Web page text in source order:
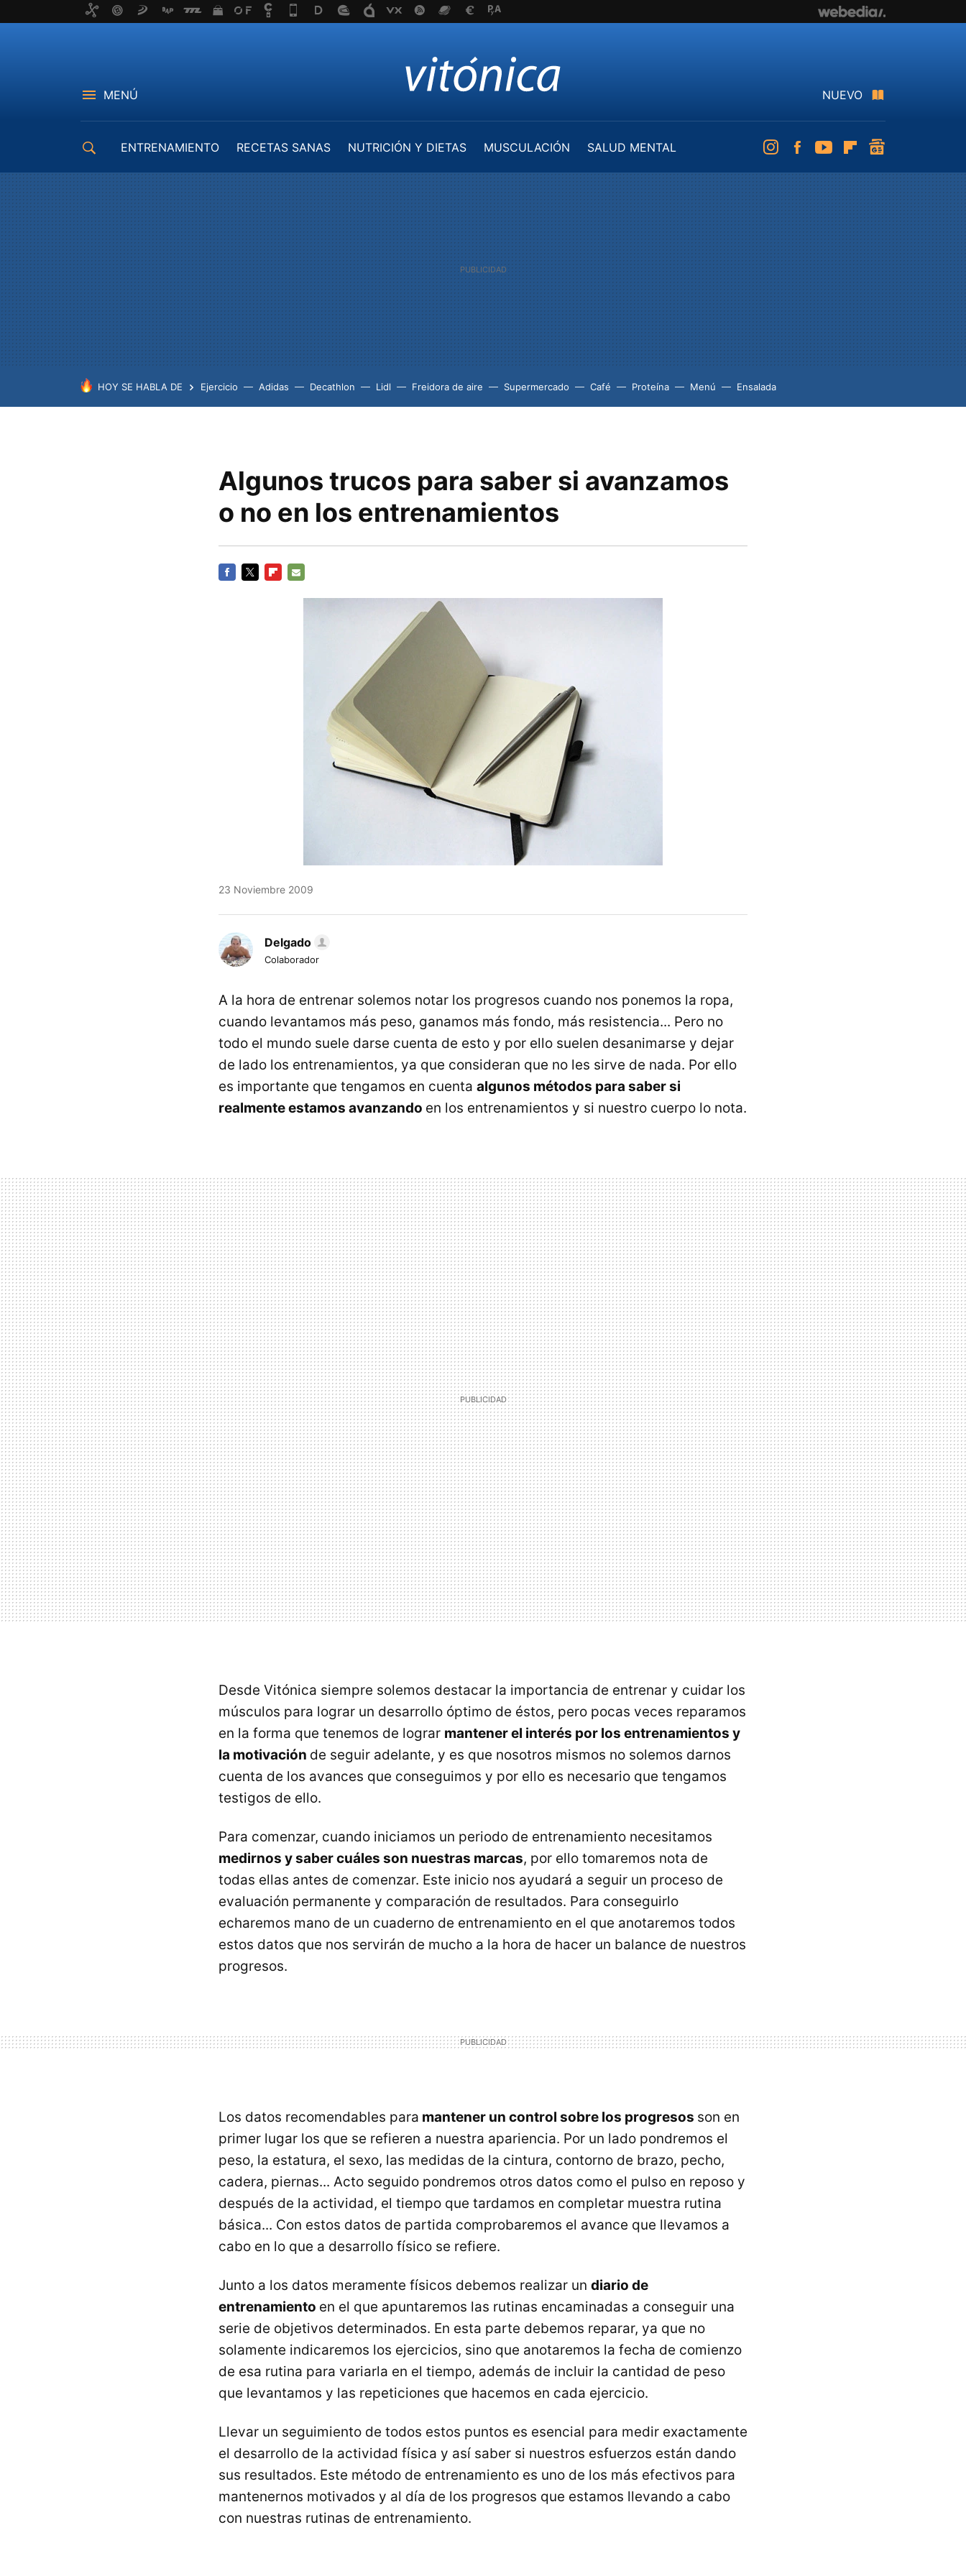
MENÚ NUEVO
ENTRENAMIENTO RECETAS SANAS NUTRICIÓN Y DIETAS MUSCULACIÓN
SALUD MENTAL
InstagramFacebookYoutubeFlipboard
HOY SE HABLA DE Ejercicio Adidas Decathlon Lidl Freidora de aire Supermercado Café Proteína Menú Ensalada
Algunos trucos para saber si avanzamos
o no en los entrenamientos
23 Noviembre 2009
Delgado
Colaborador
A la hora de entrenar solemos notar los progresos cuando nos ponemos la ropa,
cuando levantamos más peso, ganamos más fondo, más resistencia... Pero no
todo el mundo suele darse cuenta de esto y por ello suelen desanimarse y dejar
de lado los entrenamientos, ya que consideran que no les sirve de nada. Por ello
es importante que tengamos en cuenta algunos métodos para saber si
realmente estamos avanzando en los entrenamientos y si nuestro cuerpo lo nota.
Desde Vitónica siempre solemos destacar la importancia de entrenar y cuidar los
músculos para lograr un desarrollo óptimo de éstos, pero pocas veces reparamos
en la forma que tenemos de lograr mantener el interés por los entrenamientos y
la motivación de seguir adelante, y es que nosotros mismos no solemos darnos
cuenta de los avances que conseguimos y por ello es necesario que tengamos
testigos de ello.
Para comenzar, cuando iniciamos un periodo de entrenamiento necesitamos
medirnos y saber cuáles son nuestras marcas, por ello tomaremos nota de
todas ellas antes de comenzar. Este inicio nos ayudará a seguir un proceso de
evaluación permanente y comparación de resultados. Para conseguirlo
echaremos mano de un cuaderno de entrenamiento en el que anotaremos todos
estos datos que nos servirán de mucho a la hora de hacer un balance de nuestros
progresos.
Los datos recomendables para mantener un control sobre los progresos son en
primer lugar los que se refieren a nuestra apariencia. Por un lado pondremos el
peso, la estatura, el sexo, las medidas de la cintura, contorno de brazo, pecho,
cadera, piernas... Acto seguido pondremos otros datos como el pulso en reposo y
después de la actividad, el tiempo que tardamos en completar muestra rutina
básica... Con estos datos de partida comprobaremos el avance que llevamos a
cabo en lo que a desarrollo físico se refiere.
Junto a los datos meramente físicos debemos realizar un diario de
entrenamiento en el que apuntaremos las rutinas encaminadas a conseguir una
serie de objetivos determinados. En esta parte debemos reparar, ya que no
solamente indicaremos los ejercicios, sino que anotaremos la fecha de comienzo
de esa rutina para variarla en el tiempo, además de incluir la cantidad de peso
que levantamos y las repeticiones que hacemos en cada ejercicio.
Llevar un seguimiento de todos estos puntos es esencial para medir exactamente
el desarrollo de la actividad física y así saber si nuestros esfuerzos están dando
sus resultados. Este método de entrenamiento es uno de los más efectivos para
mantenernos motivados y al día de los progresos que estamos llevando a cabo
con nuestras rutinas de entrenamiento.